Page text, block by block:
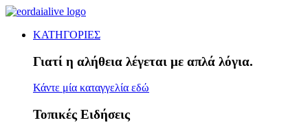
ΚΑΤΗΓΟΡΙΕΣ
Γιατί η αλήθεια λέγεται με απλά λόγια.
Κάντε μία καταγγελία εδώ
Τοπικές Ειδήσεις